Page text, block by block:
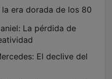
era dorada de los 80
La pérdida de
El declive del